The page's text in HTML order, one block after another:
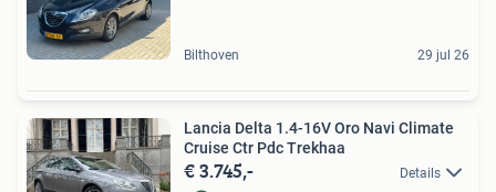
Bilthoven 29 jul 26
Lancia Delta 1.4-16V Oro Navi Climate
Cruise Ctr Pdc Trekhaa
€ 3.745,- Details